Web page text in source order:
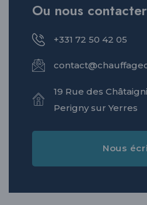
Ou nous contacter
+331 72 50 42 05
19 Rue des
Perigny sur Yerres
Nous